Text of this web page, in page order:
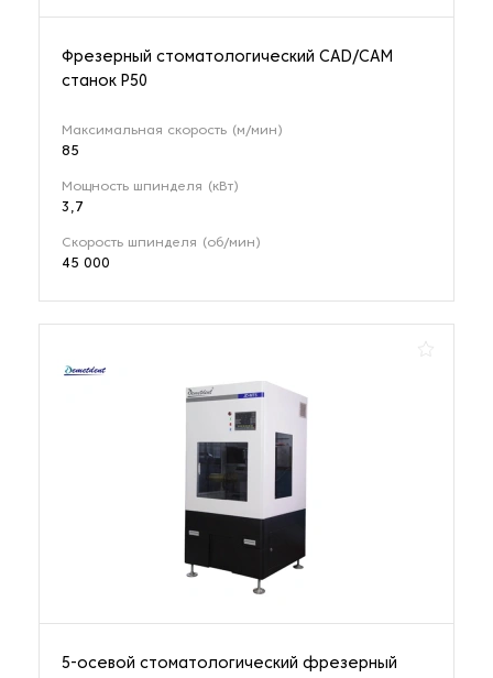
Фрезерный стоматологический CAD/CAM
станок P50
Максимальная скорость (м/мин)
85
Мощность шпинделя (кВт)
3,7
Скорость шпинделя (об/мин)
45 000
5-осевой стоматологический фрезерный